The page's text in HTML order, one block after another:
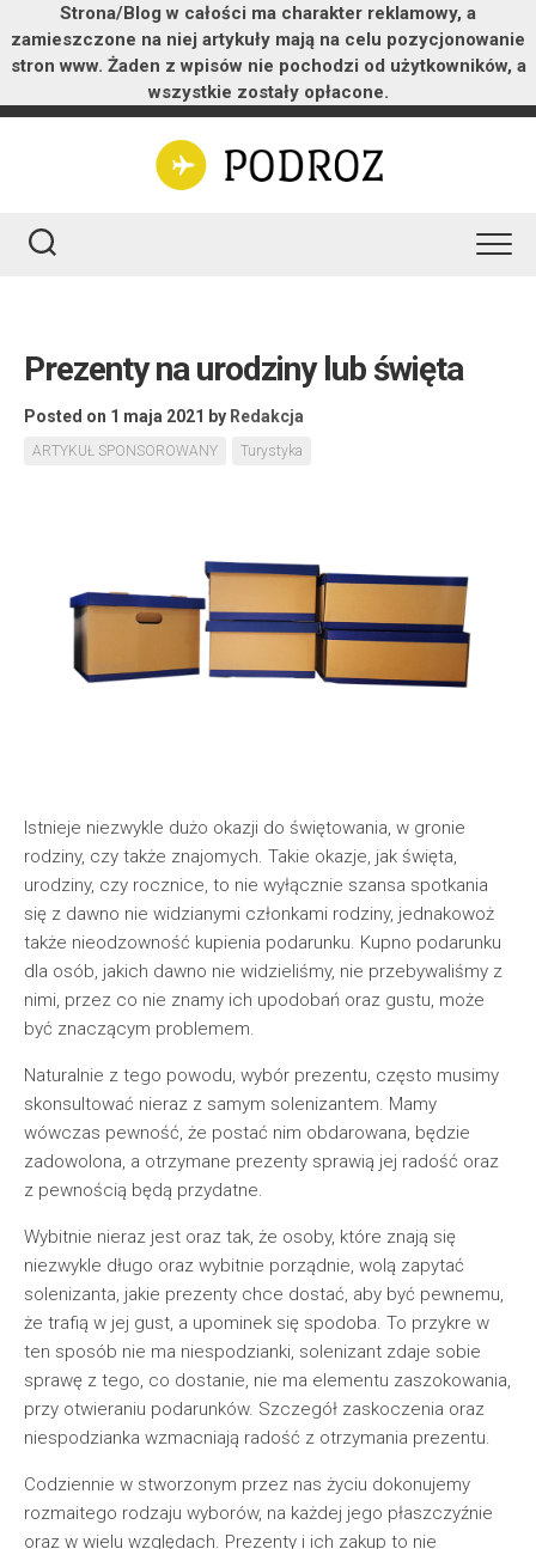
Strona/Blog w całości ma charakter reklamowy, a
zamieszczone na niej artykuły mają na celu pozycjonowanie
stron www. Żaden z wpisów nie pochodzi od użytkowników, a
wszystkie zostały opłacone.
Skip
Prezenty na urodziny lub święta
Posted on 1 maja 2021 by Redakcja
ARTYKUŁ SPONSOROWANY Turystyka
Istnieje niezwykle dużo okazji do świętowania, w gronie
rodziny, czy także znajomych. Takie okazje, jak święta,
urodziny, czy rocznice, to nie wyłącznie szansa spotkania
się z dawno nie widzianymi członkami rodziny, jednakowoż
także nieodzowność kupienia podarunku. Kupno podarunku
dla osób, jakich dawno nie widzieliśmy, nie przebywaliśmy z
nimi, przez co nie znamy ich upodobań oraz gustu, może
być znaczącym problemem.
Naturalnie z tego powodu, wybór prezentu, często musimy
skonsultować nieraz z samym solenizantem. Mamy
wówczas pewność, że postać nim obdarowana, będzie
zadowolona, a otrzymane prezenty sprawią jej radość oraz
z pewnością będą przydatne.
Wybitnie nieraz jest oraz tak, że osoby, które znają się
niezwykle długo oraz wybitnie porządnie, wolą zapytać
solenizanta, jakie prezenty chce dostać, aby być pewnemu,
że trafią w jej gust, a upominek się spodoba. To przykre w
ten sposób nie ma niespodzianki, solenizant zdaje sobie
sprawę z tego, co dostanie, nie ma elementu zaszokowania,
przy otwieraniu podarunków. Szczegół zaskoczenia oraz
niespodzianka wzmacniają radość z otrzymania prezentu.
Codziennie w stworzonym przez nas życiu dokonujemy
rozmaitego rodzaju wyborów, na każdej jego płaszczyźnie
oraz w wielu względach. Prezenty i ich zakup to nie